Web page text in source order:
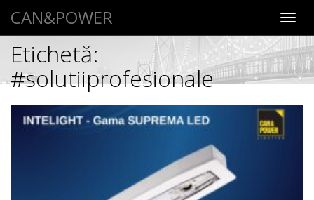
CAN&POWER
Etichetă:
#solutiiprofesionale